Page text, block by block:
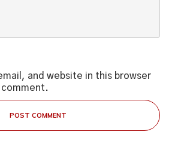
and website in this browser
POST COMMENT